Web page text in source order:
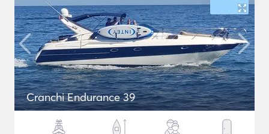
Cranchi Endurance 39